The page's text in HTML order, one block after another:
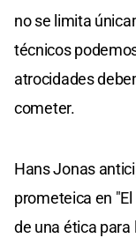
no se limita
técnicos
atrocidades
cometer.
Hans Jonas
prometeica en
de una ética